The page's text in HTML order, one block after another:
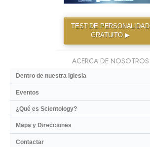
TEST DE PERSONALIDAD
GRATUITO ▶
ACERCA DE NOSOTROS
Dentro de nuestra Iglesia
Eventos
¿Qué es Scientology?
Mapa y Direcciones
Contactar